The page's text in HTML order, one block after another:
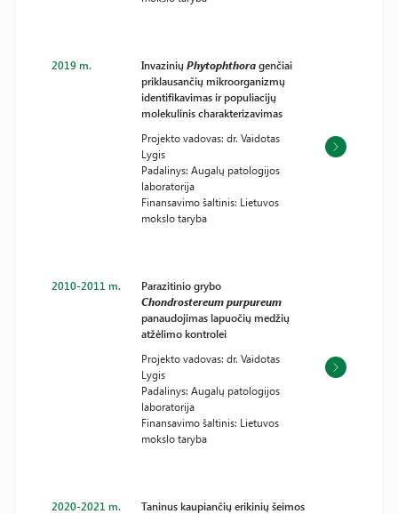
2019 m. InvaziniųPhytophthoragenčiai
priklausančių mikroorganizmų
identifikavimas ir populiacijų
molekulinis charakterizavimas
Projekto vadovas: dr. Vaidotas
Lygis
Padalinys: Augalų patologijos
laboratorija
Finansavimo šaltinis: Lietuvos
mokslo taryba
2010-2011 m.
Parazitinio grybo
Chondrostereum purpureum
panaudojimas lapuočių medžių
atžėlimo kontrolei
Projekto vadovas: dr. Vaidotas
Lygis
Padalinys: Augalų patologijos
laboratorija
Finansavimo šaltinis: Lietuvos
mokslo taryba
2020-2021 m.
Taninus kaupiančių erikinių šeimos